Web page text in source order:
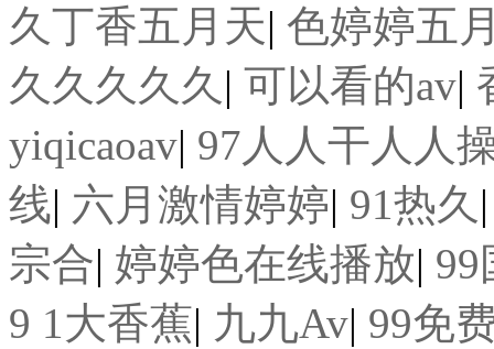
久丁香五月天| 色婷婷五
久久久久久 | 可以看的av|
yiqicaoav| 97人人干人人
线| 六月激情婷婷| 91热久
宗合| 婷婷色在线播放| 99
9 1大香蕉| 九九Av| 99免